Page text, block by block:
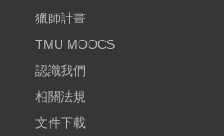
獵師計畫
TMU MOOCS
認識我們
相關法規
文件下載